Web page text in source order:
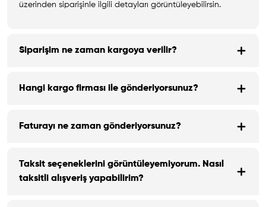
üzerinden siparişinle ilgili detayları görüntüleyebilirsin.
Siparişim ne zaman kargoya verilir?
Hangi kargo firması ile gönderiyorsunuz?
Faturayı ne zaman gönderiyorsunuz?
Taksit seçeneklerini görüntüleyemiyorum. Nasıl
taksitli alışveriş yapabilirim?